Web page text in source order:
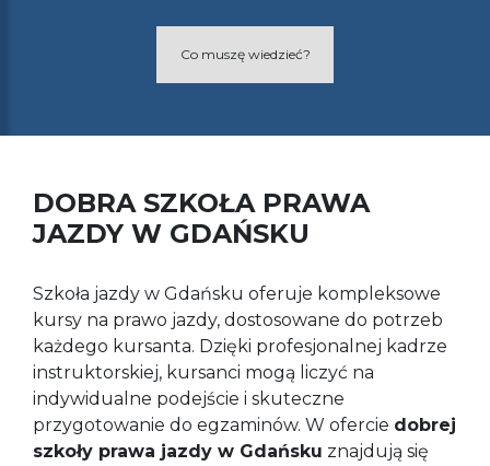
Co muszę wiedzieć?
DOBRA SZKOŁA PRAWA
JAZDY W GDAŃSKU
Szkoła jazdy w Gdańsku oferuje kompleksowe
kursy na prawo jazdy, dostosowane do potrzeb
każdego kursanta. Dzięki profesjonalnej kadrze
instruktorskiej, kursanci mogą liczyć na
indywidualne podejście i skuteczne
przygotowanie do egzaminów. W ofercie dobrej
szkoły prawa jazdy w Gdańsku znajdują się